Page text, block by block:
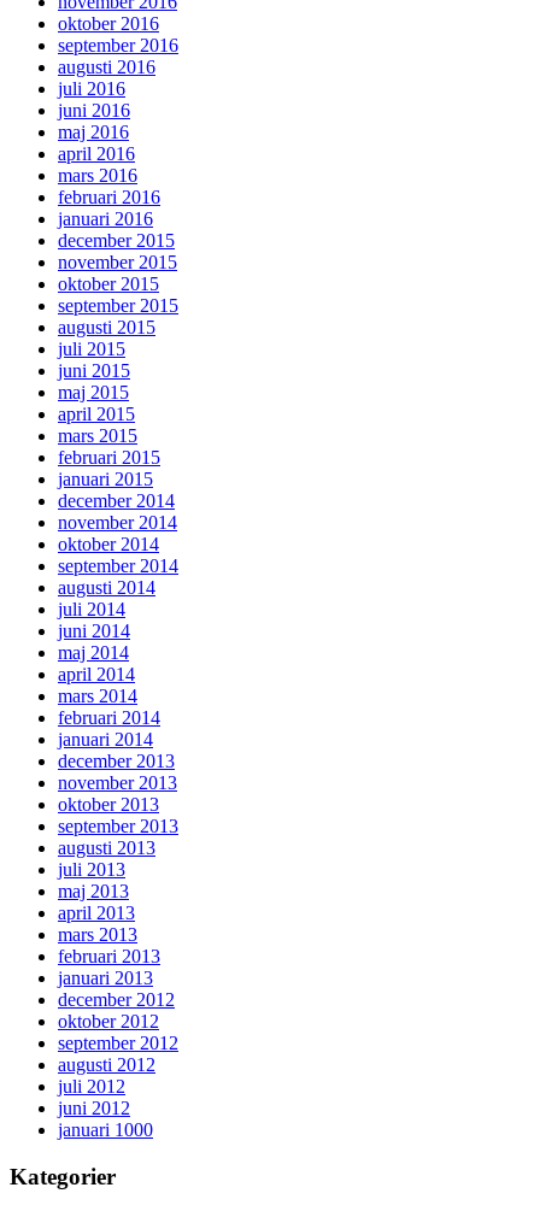
oktober 2016
september 2016
augusti 2016
juli 2016
juni 2016
maj 2016
april 2016
mars 2016
februari 2016
januari 2016
december 2015
november 2015
oktober 2015
september 2015
augusti 2015
juli 2015
juni 2015
maj 2015
april 2015
mars 2015
februari 2015
januari 2015
december 2014
november 2014
oktober 2014
september 2014
augusti 2014
juli 2014
juni 2014
maj 2014
april 2014
mars 2014
februari 2014
januari 2014
december 2013
november 2013
oktober 2013
september 2013
augusti 2013
juli 2013
maj 2013
april 2013
mars 2013
februari 2013
januari 2013
december 2012
oktober 2012
september 2012
augusti 2012
juli 2012
juni 2012
januari 1000
Kategorier